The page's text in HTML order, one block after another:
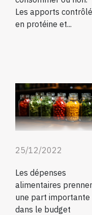
Les apports
en protéine et...
25/12/2022
Les dépenses
alimentaires
une part importante
dans le budget